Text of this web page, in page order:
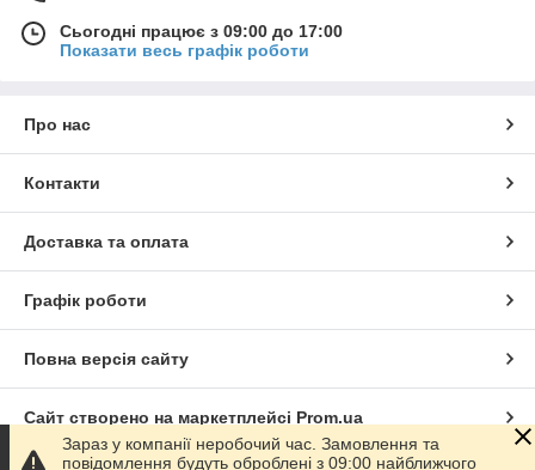
Сьогодні працює з 09:00 до 17:00
Показати весь графік роботи
Про нас
Контакти
Доставка та оплата
Графік роботи
Повна версія сайту
Сайт створено на маркетплейсі Prom.ua
Зараз у компанії неробочий час. Замовлення та
повідомлення будуть оброблені з 09:00 найближчого